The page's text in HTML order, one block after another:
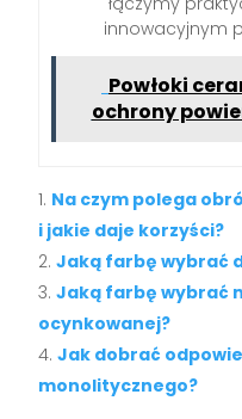
innowacyjnym
Powłoki
ochrony
Na czym polega
i jakie daje korzyści?
Jaką farbę wybrać
Jaką farbę wybrać
ocynkowanej?
Jak dobrać
monolitycznego?